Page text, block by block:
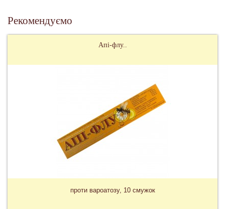
Рекомендуємо
Апі-флу..
проти вароатозу, 10 смужок